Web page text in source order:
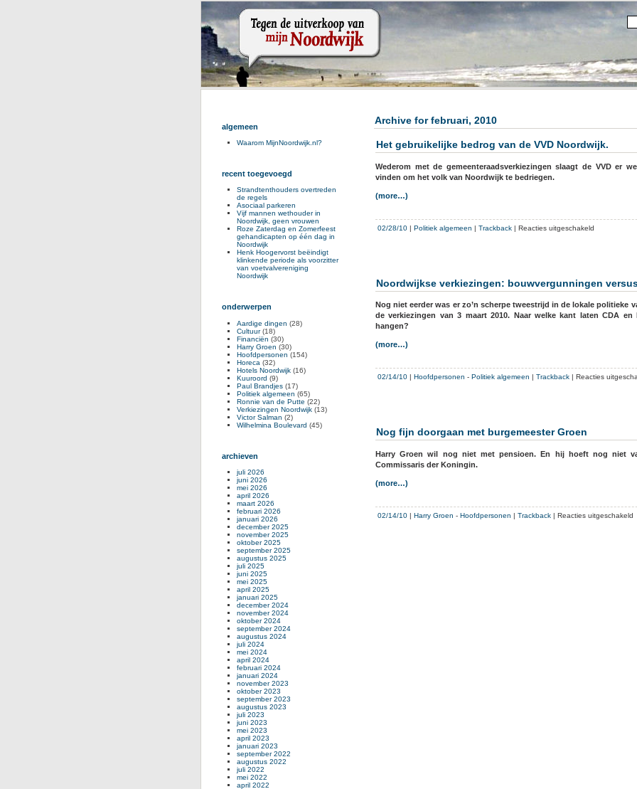
Archive for februari, 2010
Het gebruikelijke bedrog van de VVD Noordwijk.
Wederom met de gemeenteraadsverkiezingen slaagt de VVD er
vinden om het volk van Noordwijk te bedriegen.
(more…)
02/28/10 | Politiek algemeen | Trackback | Reacties uitgeschakeld
de
Noordwijk.
Noordwijkse verkiezingen: bouwvergunningen
Nog niet eerder was er zo’n scherpe tweestrijd in de lokale politieke
de verkiezingen van 3 maart 2010. Naar welke kant laten CDA en
hangen?
(more…)
02/14/10 Hoofdpersonen - Politiek algemeen Trackback Reacties
Nog fijn doorgaan met burgemeester Groen
Harry Groen wil nog niet met pensioen. En hij hoeft nog niet
Commissaris der Koningin.
(more…)
02/14/10 | Harry Groen - Hoofdpersonen | Trackback | Reacties uitgeschakeld
algemeen
Waarom MijnNoordwijk.nl?
recent toegevoegd
Strandtenthouders overtreden
de regels
Asociaal parkeren
Vijf mannen wethouder in
Noordwijk, geen vrouwen
Roze Zaterdag en Zomerfeest
gehandicapten op één dag in
Noordwijk
Henk Hoogervorst beëindigt
klinkende periode als voorzitter
van voetvalvereniging
Noordwijk
onderwerpen
Aardige dingen (28)
Cultuur(18)
Financiën (30)
Harry Groen (30)
Hoofdpersonen (154)
Horeca (32)
Hotels Noordwijk (16)
Kuuroord (9)
Paul Brandjes (17)
Politiek algemeen (65)
Ronnie van de Putte (22)
Verkiezingen Noordwijk (13)
Victor Salman (2)
Wilhelmina Boulevard (45)
archieven
juli 2026
juni 2026
mei 2026
april 2026
maart 2026
februari 2026
januari 2026
december 2025
november 2025
oktober 2025
september 2025
augustus 2025
juli 2025
juni 2025
mei 2025
april 2025
januari 2025
december 2024
november 2024
oktober 2024
september 2024
augustus 2024
juli 2024
mei 2024
april 2024
februari 2024
januari 2024
november 2023
oktober 2023
september 2023
augustus 2023
juli 2023
juni 2023
mei 2023
april 2023
januari 2023
september 2022
augustus 2022
juli 2022
mei 2022
april 2022